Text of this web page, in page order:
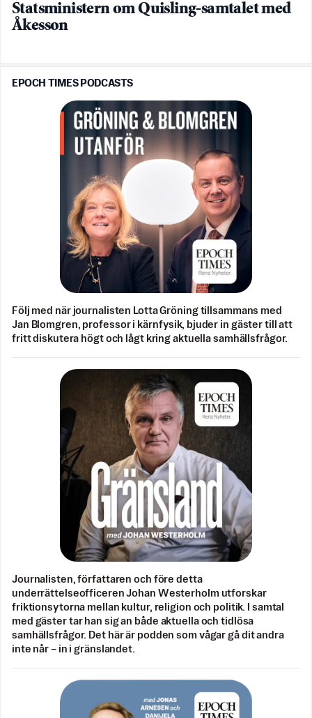
Statsministern om Quisling-samtalet med
Åkesson
EPOCH TIMES PODCASTS
Följ med när journalisten Lotta Gröning tillsammans med
Jan Blomgren, professor i kärnfysik, bjuder in gäster till att
fritt diskutera högt och lågt kring aktuella samhällsfrågor.
Journalisten, författaren och före detta
underrättelseofficeren Johan Westerholm utforskar
friktionsytorna mellan kultur, religion och politik. I samtal
med gäster tar han sig an både aktuella och tidlösa
samhällsfrågor. Det här är podden som vågar gå dit andra
inte når – in i gränslandet.